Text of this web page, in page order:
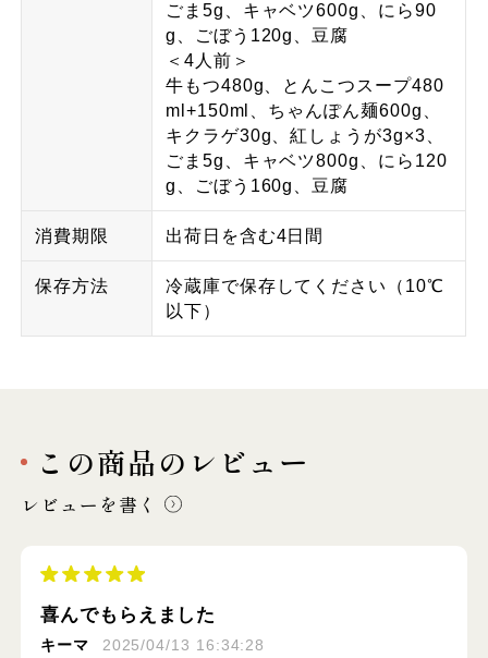
ごま5g、キャベツ600g、にら90
g、ごぼう120g、豆腐
＜4人前＞
牛もつ480g、とんこつスープ480
ml+150ml、ちゃんぽん麺600g、
キクラゲ30g、紅しょうが3g×3、
ごま5g、キャベツ800g、にら120
g、ごぼう160g、豆腐
消費期限 出荷日を含む4日間
保存方法
冷蔵庫で保存してください（10℃
以下）
この商品のレビュー
レビューを書く
喜んでもらえました
キーマ
2025/04/13 16:34:28